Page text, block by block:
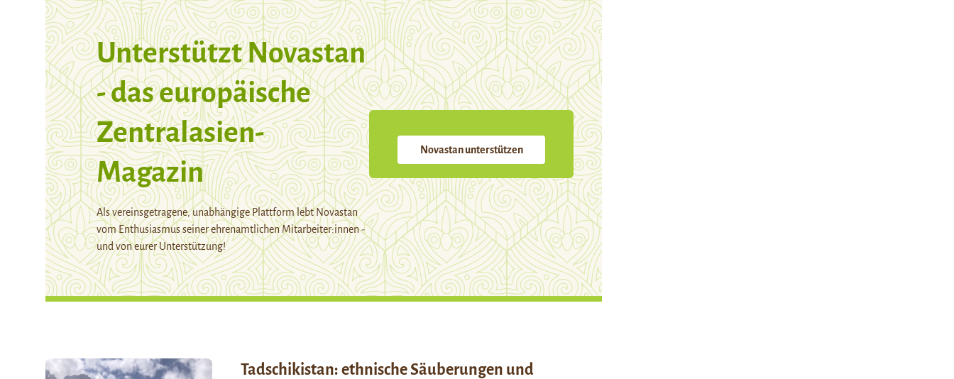
Unterstützt Novastan
- das europäische
Zentralasien-
Magazin
Als vereinsgetragene, unabhängige Plattform lebt Novastan
vom Enthusiasmus seiner ehrenamtlichen Mitarbeiter:innen -
und von eurer Unterstützung!
Novastan unterstützen
Tadschikistan: ethnische Säuberungen und